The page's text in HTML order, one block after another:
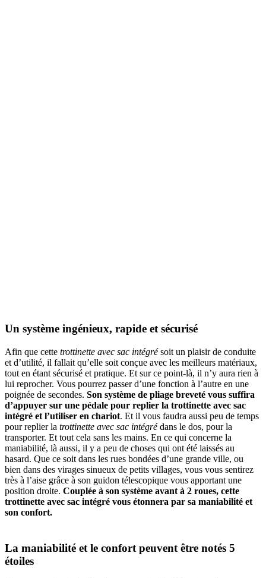
Un système ingénieux, rapide et sécurisé
Afin que cette trottinette avec sac intégrésoit un plaisir de conduite
et d’utilité, il fallait qu’elle soit conçue avec les meilleurs matériaux,
tout en étant sécurisé et pratique. Et sur ce point-là, il n’y aura rien à
lui reprocher. Vous pourrez passer d’une fonction à l’autre en une
poignée de secondes. Son système de pliage breveté vous suffira
d’appuyer sur une pédale pour replier la trottinette avec sac
intégré et l’utiliser en chariot. Et il vous faudra aussi peu de temps
pour replier la trottinette avec sac intégrédans le dos, pour la
transporter. Et tout cela sans les mains. En ce qui concerne la
maniabilité, là aussi, il y a peu de choses qui ont été laissés au
hasard. Que ce soit dans les rues bondées d’une grande ville, ou
bien dans des virages sinueux de petits villages, vous vous sentirez
très à l’aise grâce à son guidon télescopique vous apportant une
position droite. Couplée à son système avant à 2 roues, cette
trottinette avec sac intégré vous étonnera par sa maniabilité et
son confort.
La maniabilité et le confort peuvent être notés 5
étoiles